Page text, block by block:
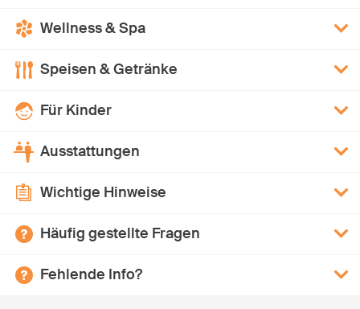
Wellness & Spa
Speisen & Getränke
Für Kinder
Ausstattungen
Wichtige Hinweise
Häufig gestellte Fragen
Fehlende Info?